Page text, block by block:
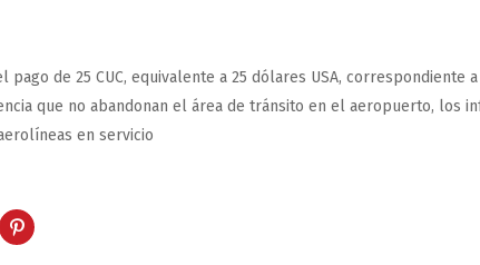
pago de 25 CUC, equivalente a 25 dólares USA, correspondiente
que no abandonan el área de tránsito en el aeropuerto, los
en servicio